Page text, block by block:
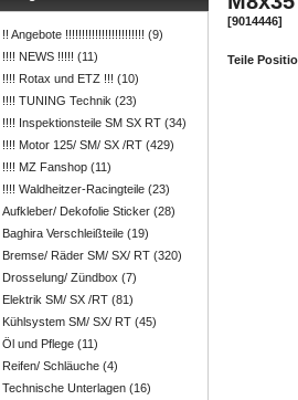
!! Angebote !!!!!!!!!!!!!!!!!!!!!!!! (9)
!!!! NEWS !!!!! (11)
!!!! Rotax und ETZ !!! (10)
!!!! TUNING Technik (23)
!!!! Inspektionsteile SM SX RT (34)
!!!! Motor 125/ SM/ SX /RT (429)
!!!! MZ Fanshop (11)
!!!! Waldheitzer-Racingteile (23)
Aufkleber/ Dekofolie Sticker (28)
Baghira Verschleißteile (19)
Bremse/ Räder SM/ SX/ RT (320)
Drosselung/ Zündbox (7)
Elektrik SM/ SX /RT (81)
Kühlsystem SM/ SX/ RT (45)
Öl und Pflege (11)
Reifen/ Schläuche (4)
Technische Unterlagen (16)
[9014446]
Teile